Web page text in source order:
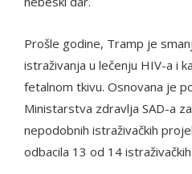
Prošle godine, Tramp je
istraživanja u lečenju HIV-a i
fetalnom tkivu. Osnovana je
Ministarstva zdravlja SAD-a
nepodobnih istraživačkih
odbacila 13 od 14